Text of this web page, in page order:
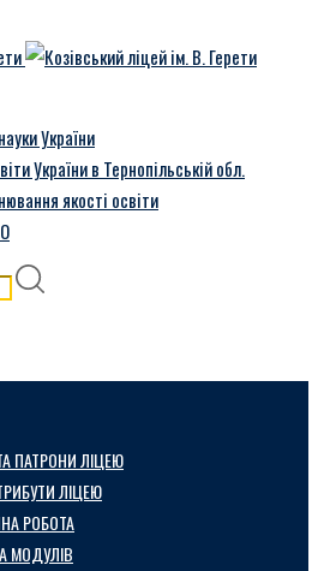
України
України в Тернопільській обл.
якості освіти
ПАТРОНИ ЛІЦЕЮ
ЛІЦЕЮ
РОБОТА
МОДУЛІВ